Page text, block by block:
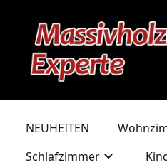
NEUHEITEN
Schlafzimmer